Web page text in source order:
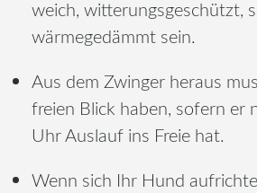
weich, witterungsgeschützt,
wärmegedämmt sein.
Aus dem Zwinger heraus
freien Blick haben, sofern er
Uhr Auslauf ins Freie hat.
Wenn sich Ihr Hund